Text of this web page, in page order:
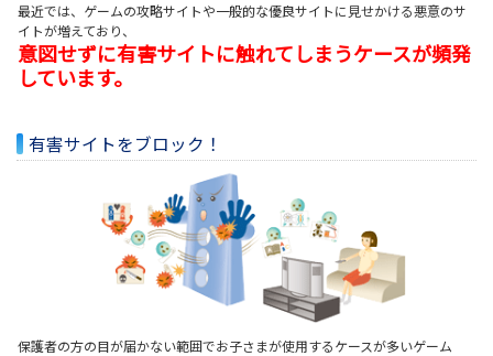
最近では、ゲームの攻略サイトや一般的な優良サイトに見せかける悪意のサ
イトが増えており、
意図せずに有害サイトに触れてしまうケースが頻発
しています。
有害サイトをブロック！
保護者の方の目が届かない範囲でお子さまが使用するケースが多いゲーム